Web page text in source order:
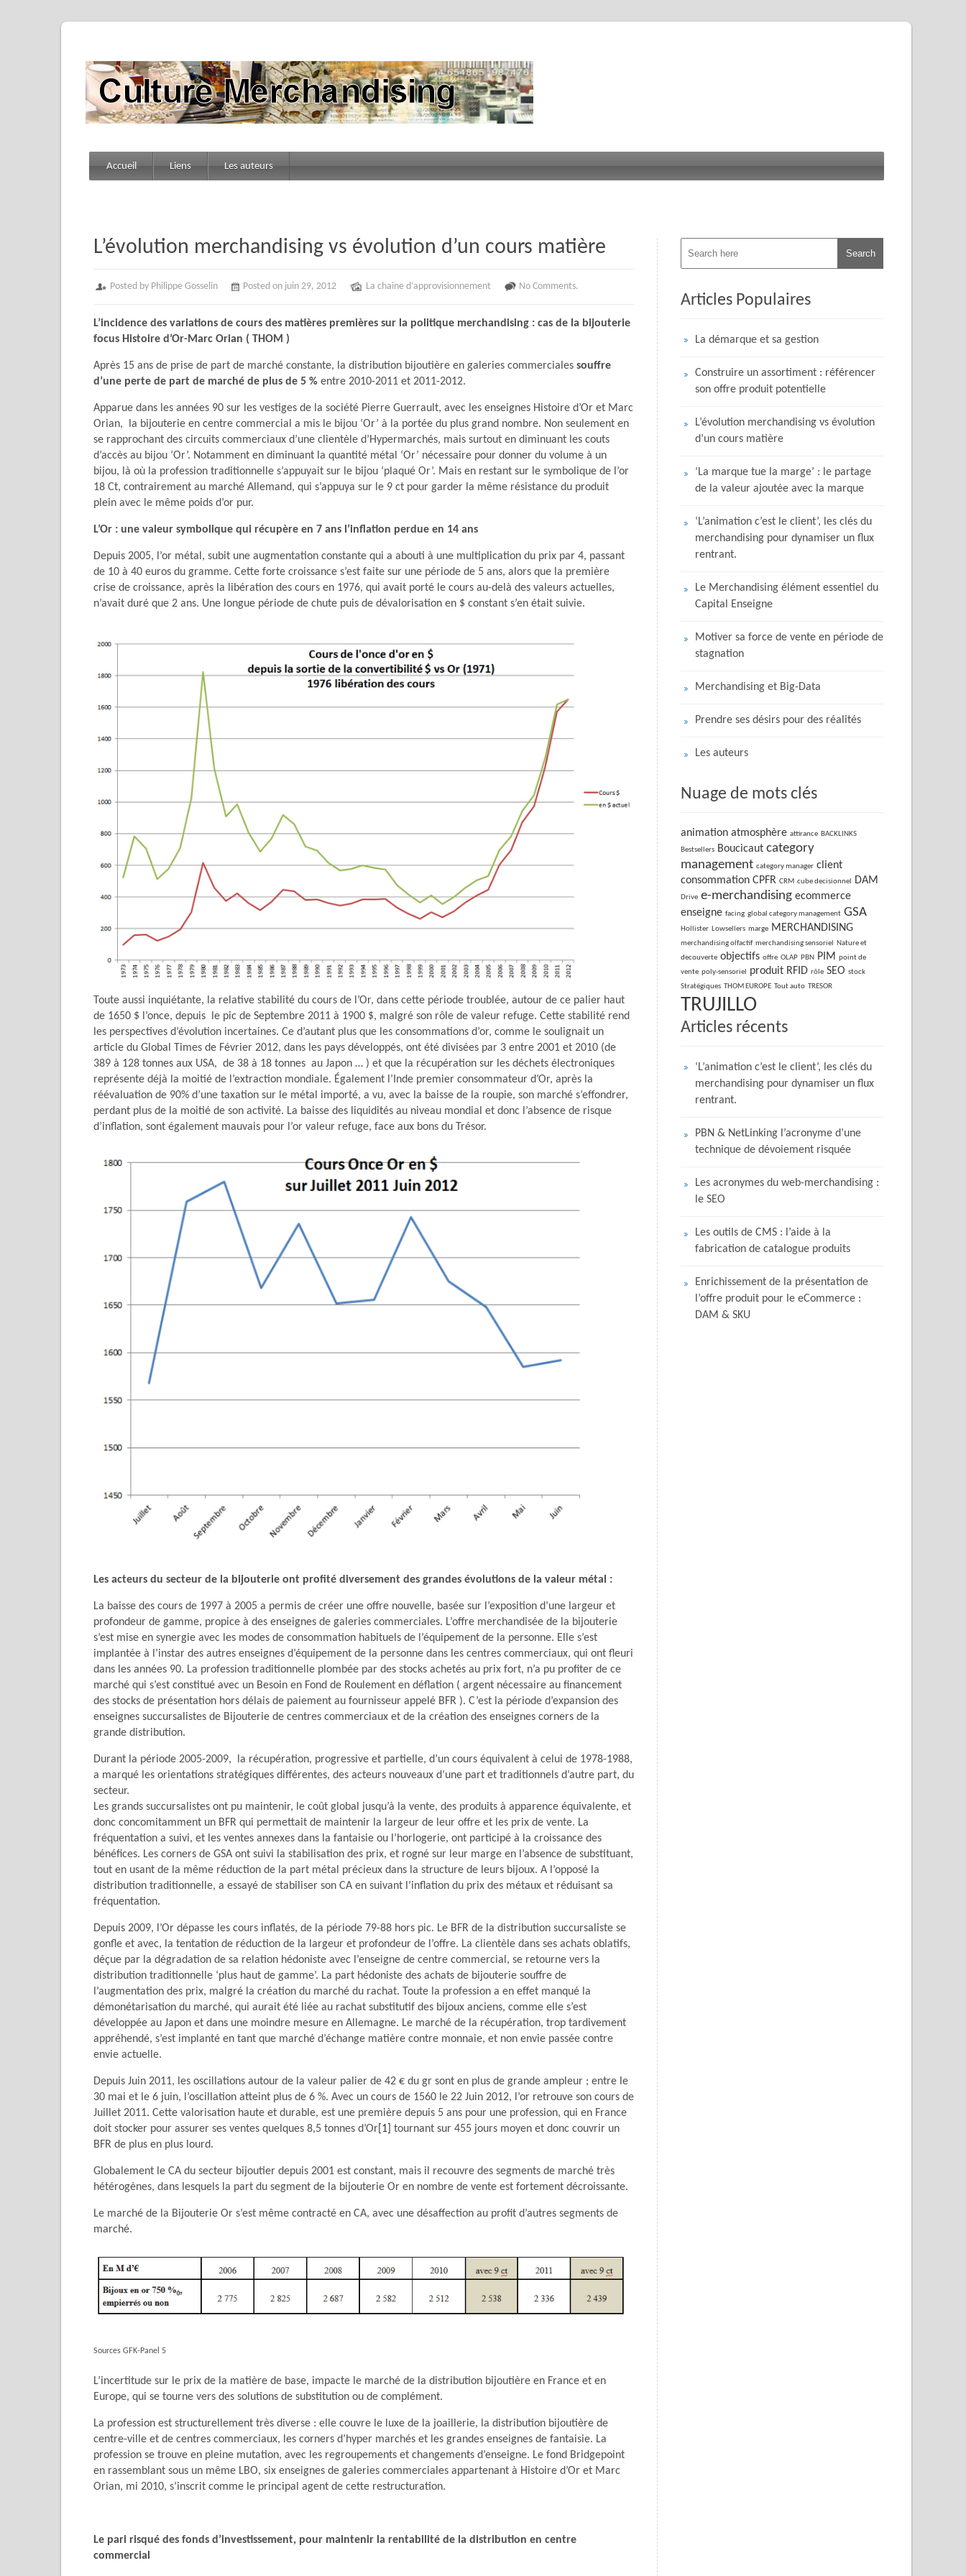
Accueil Liens Les auteurs
L’évolution merchandising vs évolution d’un cours matière
Posted by Philippe Gosselin Posted on juin 29, 2012 La chaine d’approvisionnement No Comments.
L’incidence des variations de cours des matières premières sur la politique merchandising : cas de la bijouterie
focus Histoire d’Or-Marc Orian ( THOM )
Après 15 ans de prise de part de marché constante, la distribution bijoutière en galeries commerciales souffre
d’une perte de part de marché de plus de 5 %entre 2010-2011 et 2011-2012.
Apparue dans les années 90 sur les vestiges de la société Pierre Guerrault, avec les enseignes Histoire d’Or et Marc
Orian, la bijouterie en centre commercial a mis le bijou ‘Or’ à la portée du plus grand nombre. Non seulement en
se rapprochant des circuits commerciaux d’une clientèle d’Hypermarchés, mais surtout en diminuant les couts
d’accès au bijou ‘Or’. Notamment en diminuant la quantité métal ‘Or’ nécessaire pour donner du volume à un
bijou, là où la profession traditionnelle s’appuyait sur le bijou ‘plaqué Or’. Mais en restant sur le symbolique de l’or
18 Ct, contrairement au marché Allemand, qui s’appuya sur le 9 ct pour garder la même résistance du produit
plein avec le même poids d’or pur.
L’Or : une valeur symbolique qui récupère en 7 ans l’inflation perdue en 14 ans
Depuis 2005, l’or métal, subit une augmentation constante qui a abouti à une multiplication du prix par 4, passant
de 10 à 40 euros du gramme. Cette forte croissance s’est faite sur une période de 5 ans, alors que la première
crise de croissance, après la libération des cours en 1976, qui avait porté le cours au-delà des valeurs actuelles,
n’avait duré que 2 ans. Une longue période de chute puis de dévalorisation en $ constant s’en était suivie.
Toute aussi inquiétante, la relative stabilité du cours de l’Or, dans cette période troublée, autour de ce palier haut
de 1650 $ l’once, depuis le pic de Septembre 2011 à 1900 $, malgré son rôle de valeur refuge. Cette stabilité rend
les perspectives d’évolution incertaines. Ce d’autant plus que les consommations d’or, comme le soulignait un
article du Global Times de Février 2012, dans les pays développés, ont été divisées par 3 entre 2001 et 2010 (de
389 à 128 tonnes aux USA, de 38 à 18 tonnes au Japon … ) et que la récupération sur les déchets électroniques
représente déjà la moitié de l’extraction mondiale. Également l’Inde premier consommateur d’Or, après la
réévaluation de 90% d’une taxation sur le métal importé, a vu, avec la baisse de la roupie, son marché s’effondrer,
perdant plus de la moitié de son activité. La baisse des liquidités au niveau mondial et donc l’absence de risque
d’inflation, sont également mauvais pour l’or valeur refuge, face aux bons du Trésor.
Les acteurs du secteur de la bijouterie ont profité diversement des grandes évolutions de la valeur métal :
La baisse des cours de 1997 à 2005 a permis de créer une offre nouvelle, basée sur l’exposition d’une largeur et
profondeur de gamme, propice à des enseignes de galeries commerciales. L’offre merchandisée de la bijouterie
s’est mise en synergie avec les modes de consommation habituels de l’équipement de la personne. Elle s’est
implantée à l’instar des autres enseignes d’équipement de la personne dans les centres commerciaux, qui ont fleuri
dans les années 90. La profession traditionnelle plombée par des stocks achetés au prix fort, n’a pu profiter de ce
marché qui s’est constitué avec un Besoin en Fond de Roulement en déflation ( argent nécessaire au financement
des stocks de présentation hors délais de paiement au fournisseur appelé BFR ). C’est la période d’expansion des
enseignes succursalistes de Bijouterie de centres commerciaux et de la création des enseignes corners de la
grande distribution.
Durant la période 2005-2009, la récupération, progressive et partielle, d’un cours équivalent à celui de 1978-1988,
a marqué les orientations stratégiques différentes, des acteurs nouveaux d’une part et traditionnels d’autre part, du
secteur.
Les grands succursalistes ont pu maintenir, le coût global jusqu’à la vente, des produits à apparence équivalente, et
donc concomitamment un BFR qui permettait de maintenir la largeur de leur offre et les prix de vente. La
fréquentation a suivi, et les ventes annexes dans la fantaisie ou l’horlogerie, ont participé à la croissance des
bénéfices. Les corners de GSA ont suivi la stabilisation des prix, et rogné sur leur marge en l’absence de substituant,
tout en usant de la même réduction de la part métal précieux dans la structure de leurs bijoux. A l’opposé la
distribution traditionnelle, a essayé de stabiliser son CA en suivant l’inflation du prix des métaux et réduisant sa
fréquentation.
Depuis 2009, l’Or dépasse les cours inflatés, de la période 79-88 hors pic. Le BFR de la distribution succursaliste se
gonfle et avec, la tentation de réduction de la largeur et profondeur de l’offre. La clientèle dans ses achats oblatifs,
déçue par la dégradation de sa relation hédoniste avec l’enseigne de centre commercial, se retourne vers la
distribution traditionnelle ‘plus haut de gamme’. La part hédoniste des achats de bijouterie souffre de
l’augmentation des prix, malgré la création du marché du rachat. Toute la profession a en effet manqué la
démonétarisation du marché, qui aurait été liée au rachat substitutif des bijoux anciens, comme elle s’est
développée au Japon et dans une moindre mesure en Allemagne. Le marché de la récupération, trop tardivement
appréhendé, s’est implanté en tant que marché d’échange matière contre monnaie, et non envie passée contre
envie actuelle.
Depuis Juin 2011, les oscillations autour de la valeur palier de 42 € du gr sont en plus de grande ampleur ; entre le
30 mai et le 6 juin, l’oscillation atteint plus de 6 %. Avec un cours de 1560 le 22 Juin 2012, l’or retrouve son cours de
Juillet 2011. Cette valorisation haute et durable, est une première depuis 5 ans pour une profession, qui en France
doit stocker pour assurer ses ventes quelques 8,5 tonnes d’Or[1] tournant sur 455 jours moyen et donc couvrir un
BFR de plus en plus lourd.
Globalement le CA du secteur bijoutier depuis 2001 est constant, mais il recouvre des segments de marché très
hétérogènes, dans lesquels la part du segment de la bijouterie Or en nombre de vente est fortement décroissante.
Le marché de la Bijouterie Or s’est même contracté en CA, avec une désaffection au profit d’autres segments de
marché.
Sources GFK-Panel 5
L’incertitude sur le prix de la matière de base, impacte le marché de la distribution bijoutière en France et en
Europe, qui se tourne vers des solutions de substitution ou de complément.
La profession est structurellement très diverse : elle couvre le luxe de la joaillerie, la distribution bijoutière de
centre-ville et de centres commerciaux, les corners d’hyper marchés et les grandes enseignes de fantaisie. La
profession se trouve en pleine mutation, avec les regroupements et changements d’enseigne. Le fond Bridgepoint
en rassemblant sous un même LBO, six enseignes de galeries commerciales appartenant à Histoire d’Or et Marc
Orian, mi 2010, s’inscrit comme le principal agent de cette restructuration.
Le pari risqué des fonds d’investissement, pour maintenir la rentabilité de la distribution en centre
commercial
Articles Populaires
La démarque et sa gestion
Construire un assortiment : référencer
son offre produit potentielle
L’évolution merchandising vs évolution
d’un cours matière
‘La marque tue la marge’ : le partage
de la valeur ajoutée avec la marque
‘L’animation c’est le client’, les clés du
merchandising pour dynamiser un flux
rentrant.
Le Merchandising élément essentiel du
Capital Enseigne
Motiver sa force de vente en période de
stagnation
Merchandising et Big-Data
Prendre ses désirs pour des réalités
Les auteurs
Nuage de mots clés
animation atmosphère attirance BACKLINKS
Bestsellers Boucicaut category
management category manager client
consommation CPFR CRM cube decisionnel DAM
Drive e-merchandising ecommerce
enseigne facing global category management GSA
Hollister Lowsellers marge MERCHANDISING
merchandising olfactif merchandising sensoriel
Nature et
decouverte objectifs offre OLAP PBN PIM point de
vente poly-sensoriel produit RFID rôle SEO stock
Stratégiques THOM EUROPE Tout auto TRESOR
TRUJILLO
Articles récents
‘L’animation c’est le client’, les clés du
merchandising pour dynamiser un flux
rentrant.
PBN & NetLinking l’acronyme d’une
technique de dévoiement risquée
Les acronymes du web-merchandising :
le SEO
Les outils de CMS : l’aide à la
fabrication de catalogue produits
Enrichissement de la présentation de
l’offre produit pour le eCommerce :
DAM & SKU